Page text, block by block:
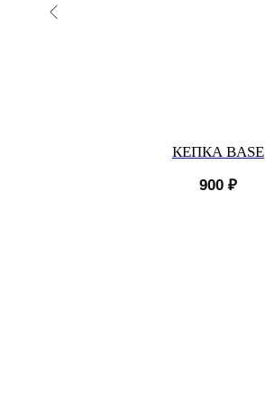
КЕПКА BASE
900 ₽